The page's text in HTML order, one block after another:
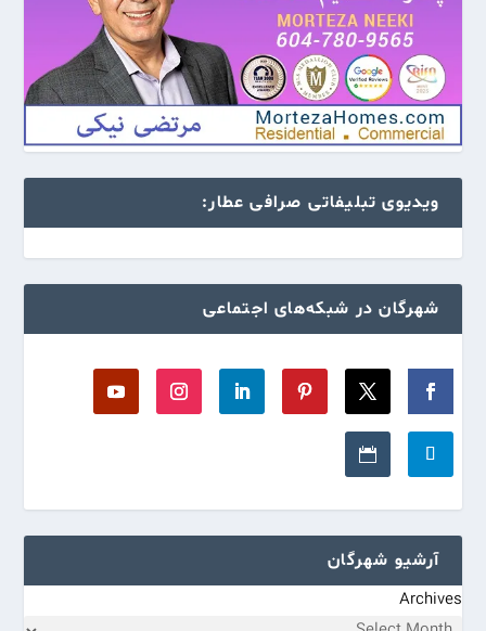
ویدیوی تبلیفاتی صرافی عطار:
شهرگان در شبکه‌های اجتماعی
آرشیو شهرگان
Archives